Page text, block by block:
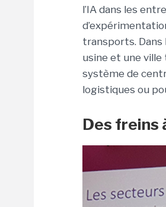
l’IA dans les
transports. Dans
usine et une ville
système de
logistiques ou
Des freins